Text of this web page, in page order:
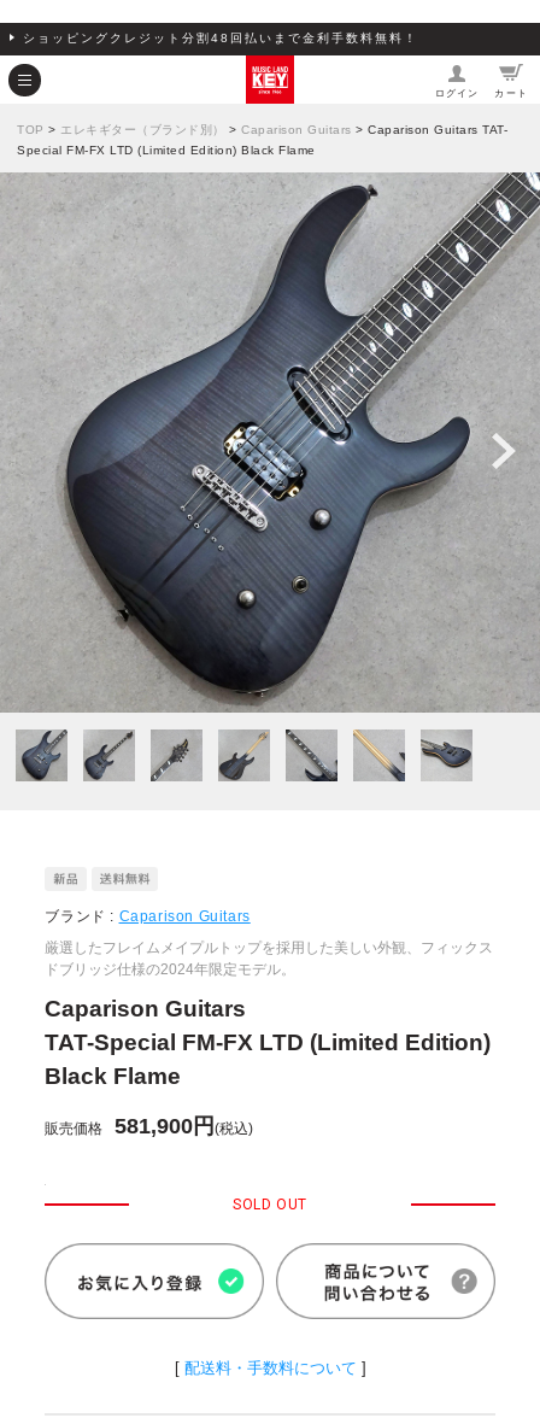
ショッピングクレジット分割48回払いまで金利手数料無料！
ログイン カート
TOP > エレキギター（ブランド別） > Caparison Guitars > Caparison Guitars TAT-
Special FM-FX LTD (Limited Edition) Black Flame
ブランド : Caparison Guitars
厳選したフレイムメイプルトップを採用した美しい外観、フィックス
ドブリッジ仕様の2024年限定モデル。
Caparison Guitars
TAT-Special FM-FX LTD (Limited Edition)
Black Flame
販売価格 581,900円(税込)
SOLD OUT
[ 配送料・手数料について ]